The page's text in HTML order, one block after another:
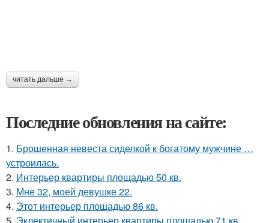
читать дальше →
Последние обновления на сайте:
1. Брошенная невеста сиделкой к богатому мужчине …
устроилась.
2. Интерьер квартиры площадью 50 кв.
3. Мне 32, моей девушке 22.
4. Этот интерьер площадью 86 кв.
5. Эклектичный интерьер квартиры площадью 71 кв.